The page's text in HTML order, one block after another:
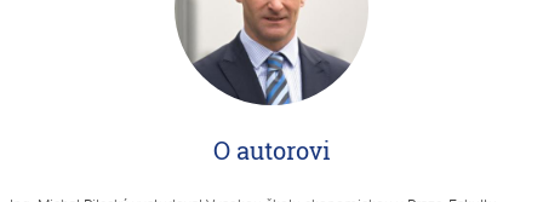
O autorovi